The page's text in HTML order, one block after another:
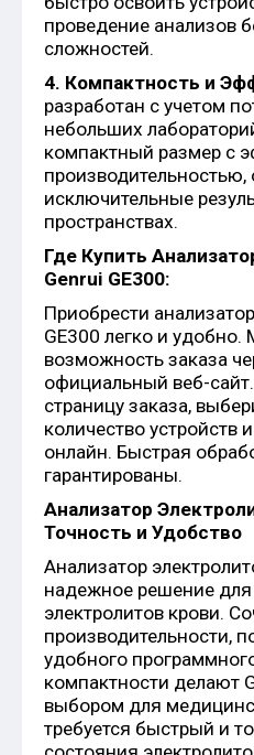
проведение анализов
сложностей.
4. Компактность и
разработан с учетом
небольших
компактный размер с
производительностью,
исключительные
пространствах.
Где Купить
Genrui GE300:
Приобрести
GE300 легко и
возможность заказа
официальный веб-
страницу заказа,
количество устройств
онлайн. Быстрая
гарантированы.
Анализатор
Точность и Удобство
Анализатор
надежное решение для
электролитов крови.
производительности,
удобного
компактности делают
выбором для
требуется быстрый и